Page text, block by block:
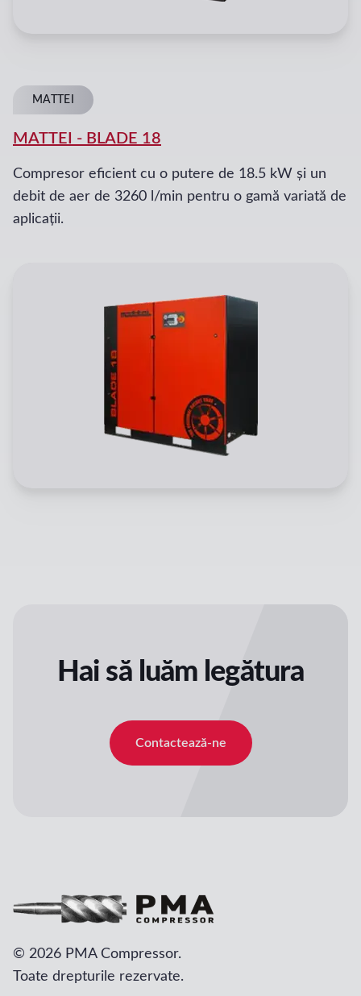
MATTEI
MATTEI - BLADE 18
Compresor eficient cu o putere de 18.5 kW și un
debit de aer de 3260 l/min pentru o gamă variată de
aplicații.
Hai să luăm legătura
Contactează-ne
© 2026 PMA Compressor.
Toate drepturile rezervate.